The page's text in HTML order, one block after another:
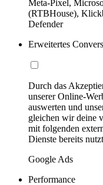
Meta-Pixel,
(RTBHouse),
Defender
Erweitertes
Durch das
unserer Online-
auswerten und
gleichen wir deine
mit folgenden
Dienste bereits
Google Ads
Performance